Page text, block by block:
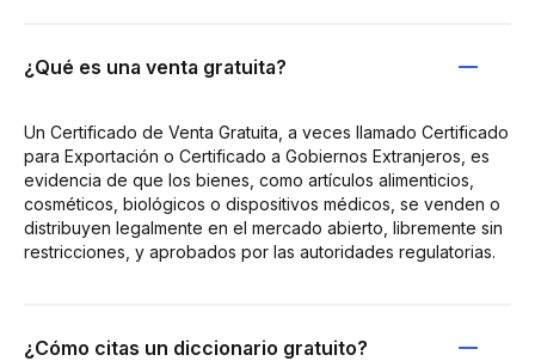
¿Qué es una venta gratuita?
Un Certificado de Venta Gratuita, a veces llamado Certificado
para Exportación o Certificado a Gobiernos Extranjeros, es
evidencia de que los bienes, como artículos alimenticios,
cosméticos, biológicos o dispositivos médicos, se venden o
distribuyen legalmente en el mercado abierto, libremente sin
restricciones, y aprobados por las autoridades regulatorias.
¿Cómo citas un diccionario gratuito?